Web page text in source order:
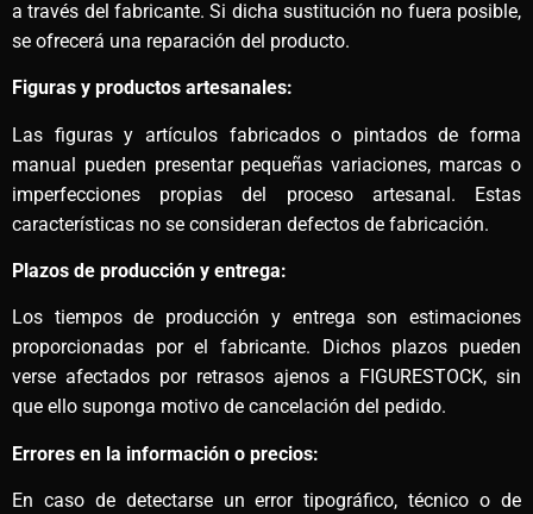
a través del fabricante. Si dicha sustitución no fuera posible,
se ofrecerá una reparación del producto.
Figuras y productos artesanales:
Las figuras y artículos fabricados o pintados de forma
manual pueden presentar pequeñas variaciones, marcas o
imperfecciones propias del proceso artesanal. Estas
características no se consideran defectos de fabricación.
Plazos de producción y entrega:
Los tiempos de producción y entrega son estimaciones
proporcionadas por el fabricante. Dichos plazos pueden
verse afectados por retrasos ajenos a FIGURESTOCK, sin
que ello suponga motivo de cancelación del pedido.
Errores en la información o precios:
En caso de detectarse un error tipográfico, técnico o de